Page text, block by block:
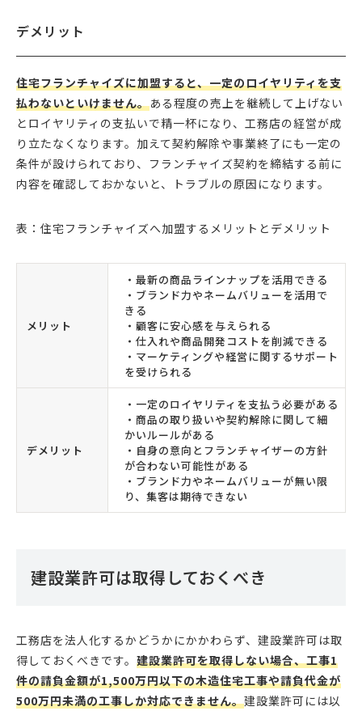
デメリット
住宅フランチャイズに加盟すると、一定のロイヤリティを支
払わないといけません。ある程度の売上を継続して上げない
とロイヤリティの支払いで精一杯になり、工務店の経営が成
り立たなくなります。加えて契約解除や事業終了にも一定の
条件が設けられており、フランチャイズ契約を締結する前に
内容を確認しておかないと、トラブルの原因になります。
表：住宅フランチャイズへ加盟するメリットとデメリット
メリット
・最新の商品ラインナップを活用できる
・ブランド力やネームバリューを活用で
きる
・顧客に安心感を与えられる
・仕入れや商品開発コストを削減できる
・マーケティングや経営に関するサポート
を受けられる
デメリット
・一定のロイヤリティを支払う必要がある
・商品の取り扱いや契約解除に関して細
かいルールがある
・自身の意向とフランチャイザーの方針
が合わない可能性がある
・ブランド力やネームバリューが無い限
り、集客は期待できない
建設業許可は取得しておくべき
工務店を法人化するかどうかにかかわらず、建設業許可は取
得しておくべきです。 建設業許可を取得しない場合、工事1
件の請負金額が1,500万円以下の木造住宅工事や請負代金が
500万円未満の工事しか対応できません。建設業許可には以